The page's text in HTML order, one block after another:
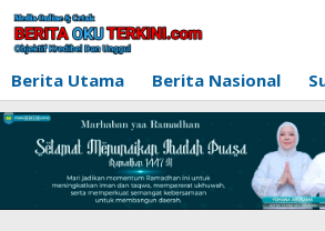
Lewati
ke
konten
Berita Utama
Berita Nasional